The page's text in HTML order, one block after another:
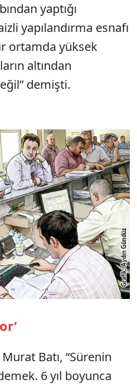
yaptığı
yapılandırma esnafı
ortamda yüksek
altından
demişti.
Batı, “Sürenin
6 yıl boyunca